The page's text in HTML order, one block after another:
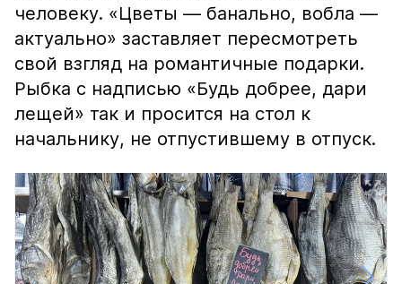
человеку. «Цветы — банально, вобла —
актуально» заставляет пересмотреть
свой взгляд на романтичные подарки.
Рыбка с надписью «Будь добрее, дари
лещей» так и просится на стол к
начальнику, не отпустившему в отпуск.